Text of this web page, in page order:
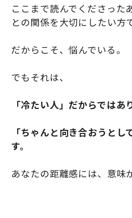
ここまで読んでくださった
との関係を大切にしたい方
だからこそ、悩んでいる。
でもそれは、
「冷たい人」だからではあ
「ちゃんと向き合おうとし
す。
あなたの距離感には、意味